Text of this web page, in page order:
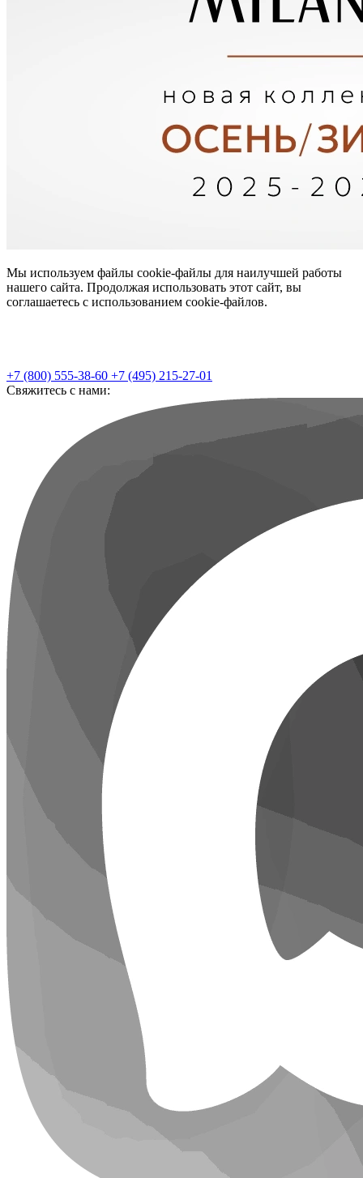
Мы используем файлы cookie-файлы для наилучшей работы
нашего сайта. Продолжая использовать этот сайт, вы
соглашаетесь с использованием cookie-файлов.
+7 (800) 555-38-60 +7 (495) 215-27-01
Свяжитесь с нами: